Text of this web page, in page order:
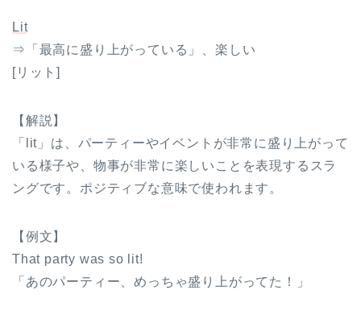
Lit
⇒「最高に盛り上がっている」、楽しい
[リット]
【解説】
「lit」は、パーティーやイベントが非常に盛り上がって
いる様子や、物事が非常に楽しいことを表現するスラ
ングです。ポジティブな意味で使われます。
【例文】
That party was so lit!
「あのパーティー、めっちゃ盛り上がってた！」